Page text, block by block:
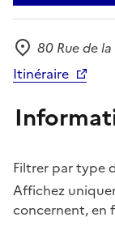
Adresse
80 Rue de
Itinéraire
Filtrer par type
Affichez
concernent, en